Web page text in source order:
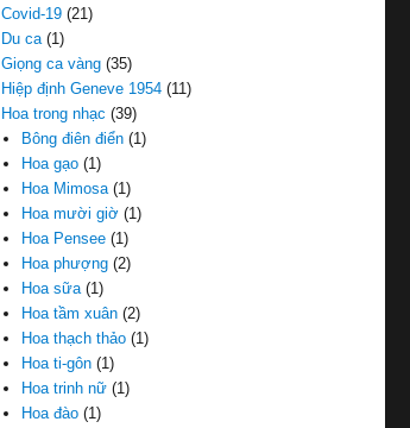
Covid-19 (21)
Du ca(1)
Giọng ca vàng (35)
Hiệp định Geneve 1954 (11)
Hoa trong nhạc (39)
Bông điên điển(1)
Hoa gạo(1)
Hoa Mimosa(1)
Hoa mười giờ(1)
Hoa Pensee(1)
Hoa phượng(2)
Hoa sữa(1)
Hoa tầm xuân(2)
Hoa thạch thảo(1)
Hoa ti-gôn(1)
Hoa trinh nữ(1)
Hoa đào(1)